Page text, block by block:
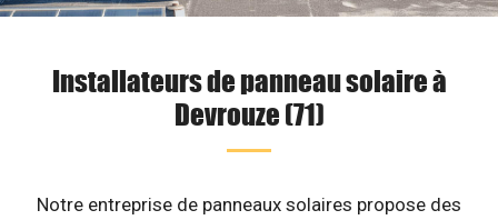
Installateurs de panneau solaire à
Devrouze (71)
Notre entreprise de panneaux solaires propose des